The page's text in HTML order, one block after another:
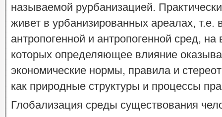
называемой рурбанизацией.
живет в урбанизированных ареалах, т.е.
антропогенной и антропогенной сред,
которых определяющее влияние
экономические нормы, правила и
как природные структуры и процессы
Глобализация среды существования